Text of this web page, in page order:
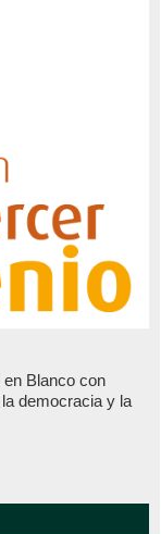
en Blanco con
democracia y la